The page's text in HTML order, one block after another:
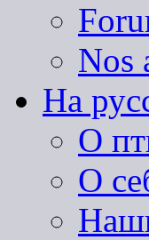
Nos
На
О
О